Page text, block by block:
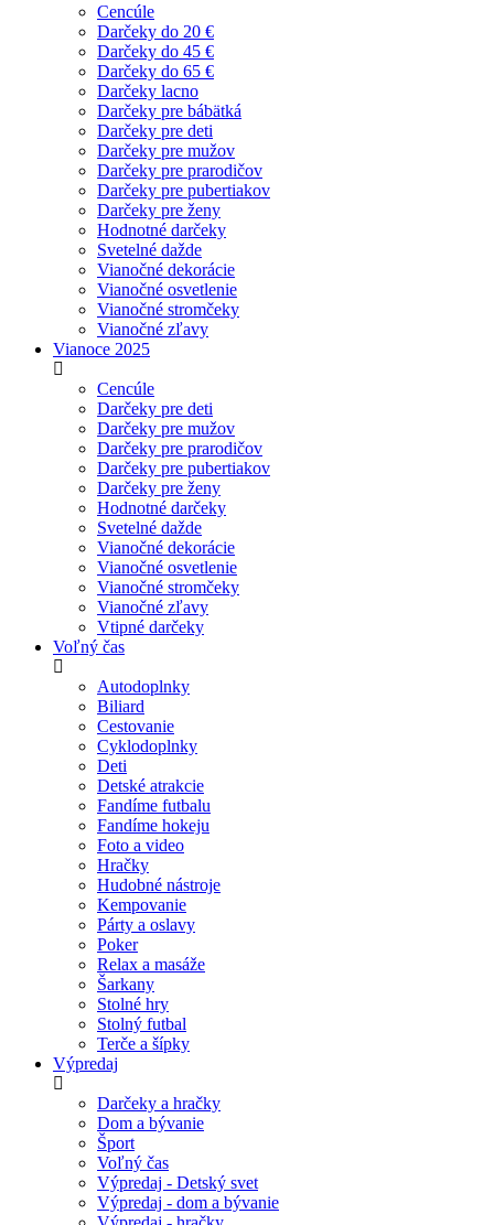
Cencúle
Darčeky do 20 €
Darčeky do 45 €
Darčeky do 65 €
Darčeky lacno
Darčeky pre bábätká
Darčeky pre deti
Darčeky pre mužov
Darčeky pre prarodičov
Darčeky pre pubertiakov
Darčeky pre ženy
Hodnotné darčeky
Svetelné dažde
Vianočné dekorácie
Vianočné osvetlenie
Vianočné stromčeky
Vianočné zľavy
Vianoce 2025
Cencúle
Darčeky pre deti
Darčeky pre mužov
Darčeky pre prarodičov
Darčeky pre pubertiakov
Darčeky pre ženy
Hodnotné darčeky
Svetelné dažde
Vianočné dekorácie
Vianočné osvetlenie
Vianočné stromčeky
Vianočné zľavy
Vtipné darčeky
Voľný čas
Autodoplnky
Biliard
Cestovanie
Cyklodoplnky
Deti
Detské atrakcie
Fandíme futbalu
Fandíme hokeju
Foto a video
Hračky
Hudobné nástroje
Kempovanie
Párty a oslavy
Poker
Relax a masáže
Šarkany
Stolné hry
Stolný futbal
Terče a šípky
Výpredaj
Darčeky a hračky
Dom a bývanie
Šport
Voľný čas
Výpredaj - Detský svet
Výpredaj - dom a bývanie